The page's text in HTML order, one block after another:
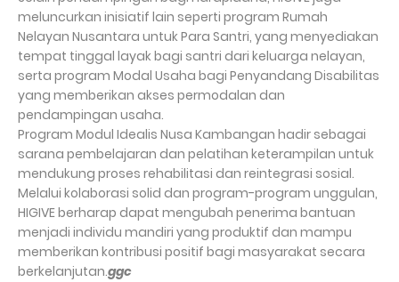
meluncurkan inisiatif lain seperti program Rumah
Nelayan Nusantara untuk Para Santri, yang menyediakan
tempat tinggal layak bagi santri dari keluarga nelayan,
serta program Modal Usaha bagi Penyandang Disabilitas
yang memberikan akses permodalan dan
pendampingan usaha.
Program Modul Idealis Nusa Kambangan hadir sebagai
sarana pembelajaran dan pelatihan keterampilan untuk
mendukung proses rehabilitasi dan reintegrasi sosial.
Melalui kolaborasi solid dan program-program unggulan,
HIGIVE berharap dapat mengubah penerima bantuan
menjadi individu mandiri yang produktif dan mampu
memberikan kontribusi positif bagi masyarakat secara
berkelanjutan.ggc